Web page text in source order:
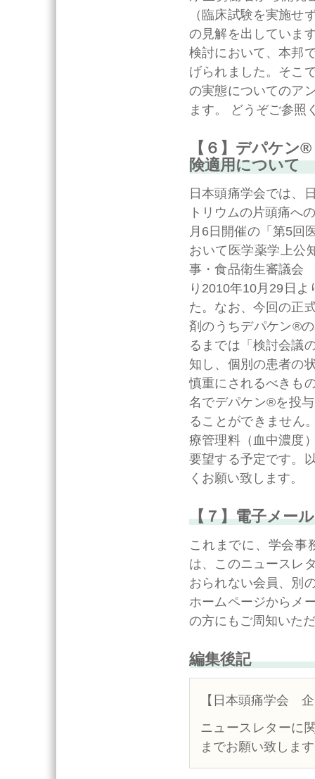
（臨床試験を実施せ
の見解を出していま
検討において、本邦
げられました。そこ
の実態についてのア
ます。 どうぞご参照
【６】デパケン
険適用について
日本頭痛学会では、
トリウムの片頭痛へ
月6日開催の「第5回
おいて医学薬学上公
事・食品衛生審議会
り2010年10月29日
た。なお、今回の正
剤のうちデパケン®
るまでは「検討会議
知し、個別の患者の
慎重にされるべきも
名でデパケン®を投
ることができません
療管理料（血中濃度
要望する予定です。
くお願い致します。
【７】電子メー
これまでに、学会事
は、このニュースレ
おられない会員、別
ホームページからメ
の方にもご周知いた
編集後記
【日本頭痛学会
ニュースレターに
までお願い致しま